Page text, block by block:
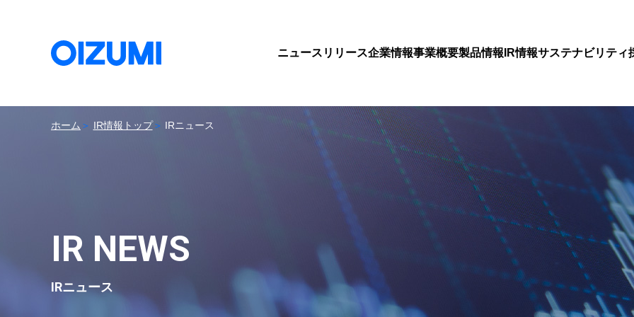
ニュースリリース企業情報事業概要製品情報 IR情報サステナビリティ
ホーム IR情報トップ IRニュース
IR NEWS
IRニュース